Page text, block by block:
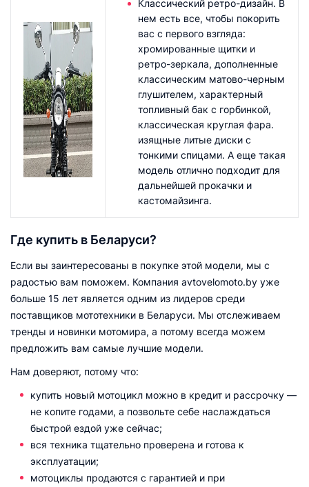
Классический ретро-дизайн. В
нем есть все, чтобы покорить
вас с первого взгляда:
хромированные щитки и
ретро-зеркала, дополненные
классическим матово-черным
глушителем, характерный
топливный бак с горбинкой,
классическая круглая фара.
изящные литые диски с
тонкими спицами. А еще такая
модель отлично подходит для
дальнейшей прокачки и
кастомайзинга.
Где купить в Беларуси?
Если вы заинтересованы в покупке этой модели, мы с
радостью вам поможем. Компания avtovelomoto.by уже
больше 15 лет является одним из лидеров среди
поставщиков мототехники в Беларуси. Мы отслеживаем
тренды и новинки мотомира, а потому всегда можем
предложить вам самые лучшие модели.
Нам доверяют, потому что:
купить новый мотоцикл можно в кредит и рассрочку —
не копите годами, а позвольте себе наслаждаться
быстрой ездой уже сейчас;
вся техника тщательно проверена и готова к
эксплуатации;
мотоциклы продаются с гарантией и при